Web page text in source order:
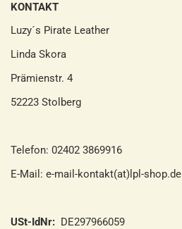
KONTAKT
Luzy´s Pirate Leather
Linda Skora
Prämienstr. 4
52223 Stolberg
Telefon: 02402 3869916
E-Mail: e-mail-kontakt(at)lpl-shop.de
USt-IdNr: DE297966059